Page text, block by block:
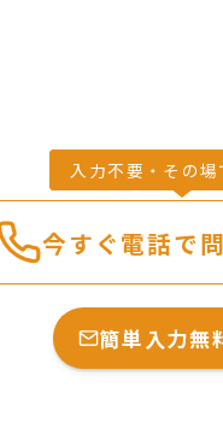
今すぐ電話で
簡単入力無